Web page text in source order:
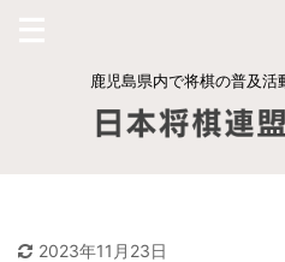
鹿児島県内で将棋の普及
2023年11月23日